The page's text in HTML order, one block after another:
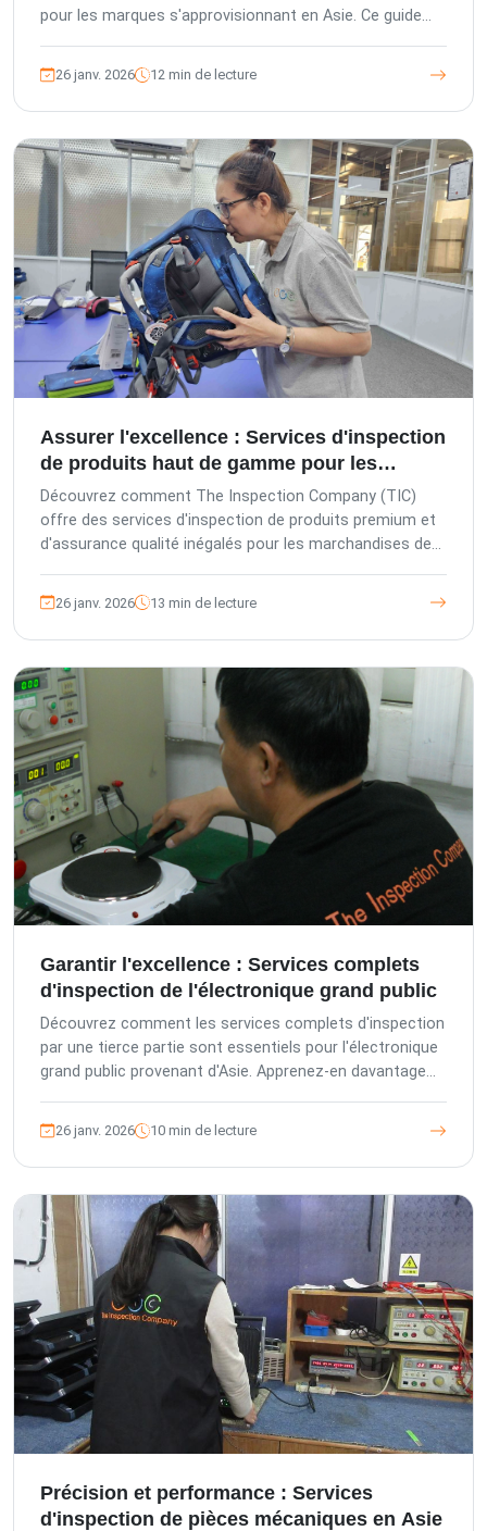
pour les marques s'approvisionnant en Asie. Ce guide
spécialisés, tels que ceux proposés par The Inspection
Company (TIC), sont essentiels pour minimiser les
risques des acheteurs, assurer la conformité et
améliorer considérablement la qualité des vêtements
délicats. Des contrôles de matériaux avant production à
la vérification finale de l'expédition, nous détaillons les
mesures de contrôle qualité complètes vitales pour les
produits de lingerie.
26 janv. 2026 12 min de lecture
Assurer l'excellence : Services d'inspection
de produits haut de gamme pour les
marchandises de grande valeur
Découvrez comment The Inspection Company (TIC)
offre des services d'inspection de produits premium et
d'assurance qualité inégalés pour les marchandises de
investissements, assurons la conformité et
sauvegardons votre marque grâce à un contrôle qualité
tiers expert et des solutions sur mesure.
26 janv. 2026 13 min de lecture
Garantir l'excellence : Services complets
d'inspection de l'électronique grand public
Découvrez comment les services complets d'inspection
par une tierce partie sont essentiels pour l'électronique
grand public provenant d'Asie. Apprenez-en davantage
qualité, notre gamme de services d'inspection et d'audit,
et comment nos plateformes avancées renforcent
votre chaîne d'approvisionnement.
26 janv. 2026 10 min de lecture
Précision et performance : Services
d'inspection de pièces mécaniques en Asie